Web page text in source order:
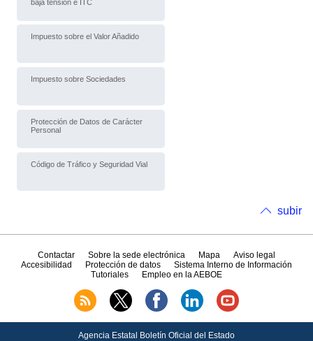
baja tensión e ITC
Impuesto sobre el Valor Añadido
Impuesto sobre Sociedades
Protección de Datos de Carácter
Personal
Código de Tráfico y Seguridad Vial
subir
Contactar Sobre la sede electrónica Mapa
Aviso legal
Accesibilidad
Protección de datos
Sistema Interno de Información
Tutoriales
Empleo en la AEBOE
Agencia Estatal Boletín Oficial del Estado